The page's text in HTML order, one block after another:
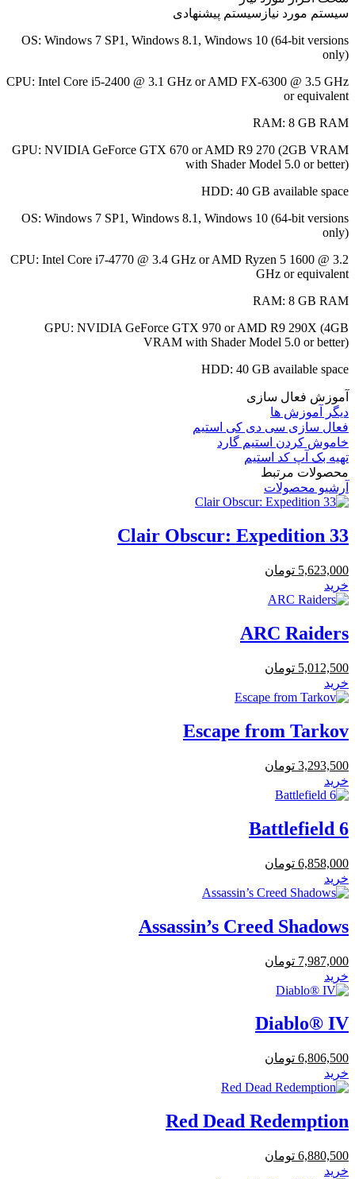
سیستم مورد نیاز سیستم پیشنهادی
OS: Windows 7 SP1, Windows 8.1, Windows 10 (64-bit versions
only)
CPU: Intel Core i5-2400 @ 3.1 GHz or AMD FX-6300 @ 3.5 GHz
or equivalent
RAM: 8 GB RAM
GPU: NVIDIA GeForce GTX 670 or AMD R9 270 (2GB VRAM
with Shader Model 5.0 or better)
HDD: 40 GB available space
OS: Windows 7 SP1, Windows 8.1, Windows 10 (64-bit versions
only)
CPU: Intel Core i7-4770 @ 3.4 GHz or AMD Ryzen 5 1600 @ 3.2
GHz or equivalent
RAM: 8 GB RAM
GPU: NVIDIA GeForce GTX 970 or AMD R9 290X (4GB
VRAM with Shader Model 5.0 or better)
HDD: 40 GB available space
آموزش فعال سازی
دیگر آموزش ها
فعال سازی سی دی کی استیم
خاموش کردن استیم گارد
تهیه بک آپ کد استیم
محصولات مرتبط
آرشیو محصولات
Clair Obscur: Expedition 33
5,623,000 تومان
خرید
ARC Raiders
5,012,500 تومان
خرید
Escape from Tarkov
3,293,500 تومان
خرید
Battlefield 6
6,858,000 تومان
خرید
Assassin’s Creed Shadows
7,987,000 تومان
خرید
Diablo® IV
6,806,500 تومان
خرید
Red Dead Redemption
6,880,500 تومان
خرید